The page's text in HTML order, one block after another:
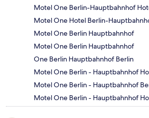
Motel One Berlin-Hauptbahnhof
Motel One Hotel Berlin-
Motel One Berlin Hauptbahnhof
Motel One Berlin Hauptbahnhof
One Berlin Hauptbahnhof Berlin
Motel One Berlin - Hauptbahnhof
Motel One Berlin - Hauptbahnhof
Motel One Berlin - Hauptbahnhof